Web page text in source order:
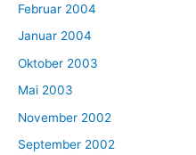
Februar 2004
Januar 2004
Oktober 2003
Mai 2003
November 2002
September 2002